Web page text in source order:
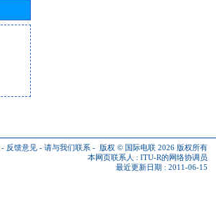
- 反馈意见 - 请与我们联系 - 版权 © 国际电联 2026 版权所有
本网页联系人 : ITU-R的网络协调员
最近更新日期 : 2011-06-15